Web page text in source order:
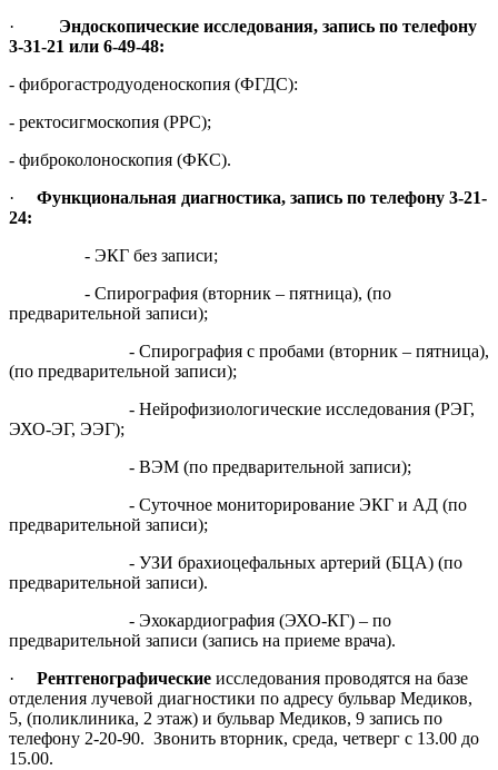
· Эндоскопические исследования, запись по телефону
3-31-21 или 6-49-48:
- фиброгастродуоденоскопия (ФГДС):
- ректосигмоскопия (РРС);
- фиброколоноскопия (ФКС).
· Функциональная диагностика, запись по телефону 3-21-
24:
- ЭКГ без записи;
- Спирография (вторник – пятница), (по
предварительной записи);
- Спирография с пробами (вторник – пятница),
(по предварительной записи);
- Нейрофизиологические исследования (РЭГ,
ЭХО-ЭГ, ЭЭГ);
- ВЭМ (по предварительной записи);
- Суточное мониторирование ЭКГ и АД (по
предварительной записи);
- УЗИ брахиоцефальных артерий (БЦА) (по
предварительной записи).
- Эхокардиография (ЭХО-КГ) – по
предварительной записи (запись на приеме врача).
· Рентгенографические исследования проводятся на базе
отделения лучевой диагностики по адресу бульвар Медиков,
5, (поликлиника, 2 этаж) и бульвар Медиков, 9 запись по
телефону 2-20-90. Звонить вторник, среда, четверг с 13.00 до
15.00.